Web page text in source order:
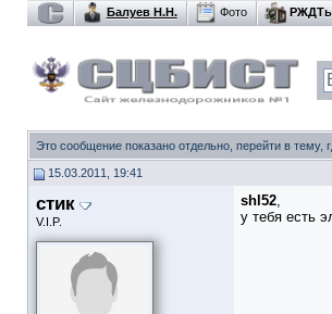
Балуев Н.Н. Фото
Это сообщение показано отдельно, перейти в тему,
15.03.2011, 19:41
стик
V.I.P.
shl52,
у тебя есть